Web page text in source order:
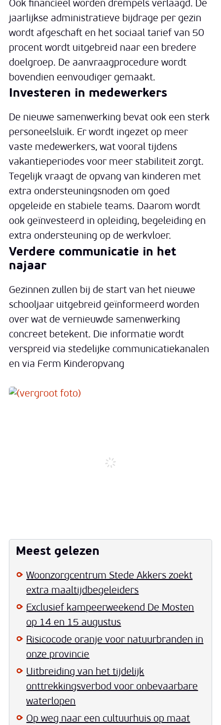
Ook financieel worden drempels verlaagd. De
jaarlijkse administratieve bijdrage per gezin
wordt afgeschaft en het sociaal tarief van 50
procent wordt uitgebreid naar een bredere
doelgroep. De aanvraagprocedure wordt
bovendien eenvoudiger gemaakt.
Investeren in medewerkers
De nieuwe samenwerking bevat ook een sterk
personeelsluik. Er wordt ingezet op meer
vaste medewerkers, wat vooral tijdens
vakantieperiodes voor meer stabiliteit zorgt.
Tegelijk vraagt de opvang van kinderen met
extra ondersteuningsnoden om goed
opgeleide en stabiele teams. Daarom wordt
ook geïnvesteerd in opleiding, begeleiding en
extra ondersteuning op de werkvloer.
Verdere communicatie in het
najaar
Gezinnen zullen bij de start van het nieuwe
schooljaar uitgebreid geïnformeerd worden
over wat de vernieuwde samenwerking
concreet betekent. Die informatie wordt
verspreid via stedelijke communicatiekanalen
en via Ferm Kinderopvang
Meest gelezen
Woonzorgcentrum Stede Akkers zoekt
extra maaltijdbegeleiders
Exclusief kampeerweekend De Mosten
op 14 en 15 augustus
Risicocode oranje voor natuurbranden in
onze provincie
Uitbreiding van het tijdelijk
onttrekkingsverbod voor onbevaarbare
waterlopen
Op weg naar een cultuurhuis op maat